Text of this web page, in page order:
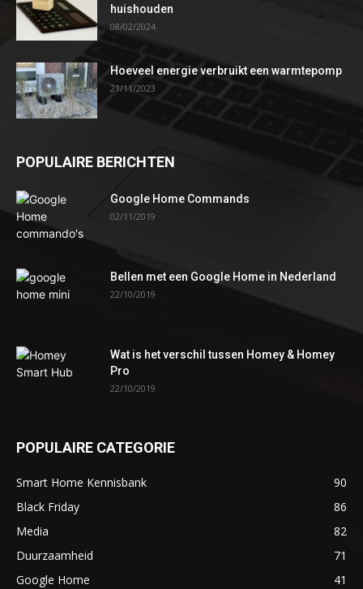
huishouden
08/02/2024
Hoeveel energie verbruikt een warmtepomp
21/11/2023
POPULAIRE BERICHTEN
Google Home Commands
02/11/2019
Bellen met een Google Home in Nederland
22/10/2019
Wat is het verschil tussen Homey & Homey
Pro
22/10/2019
POPULAIRE CATEGORIE
Smart Home Kennisbank
90
Black Friday
86
Media
82
Duurzaamheid
71
Google Home
41